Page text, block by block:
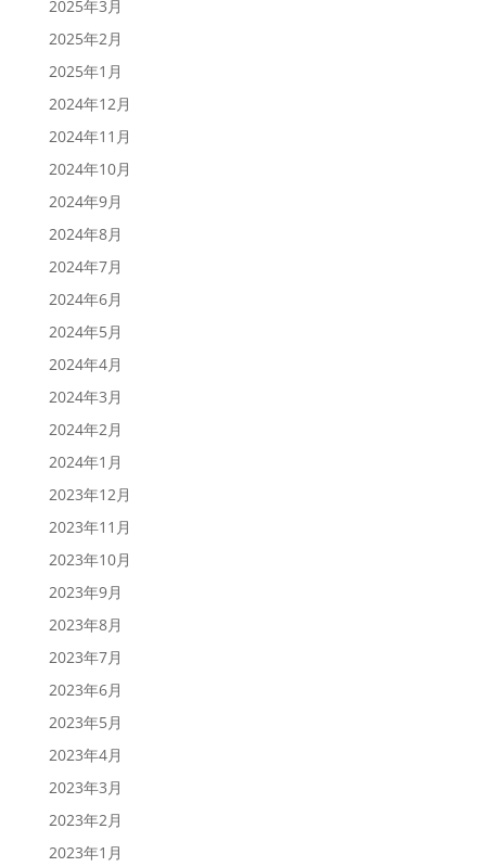
2025年3月
2025年2月
2025年1月
2024年12月
2024年11月
2024年10月
2024年9月
2024年8月
2024年7月
2024年6月
2024年5月
2024年4月
2024年3月
2024年2月
2024年1月
2023年12月
2023年11月
2023年10月
2023年9月
2023年8月
2023年7月
2023年6月
2023年5月
2023年4月
2023年3月
2023年2月
2023年1月